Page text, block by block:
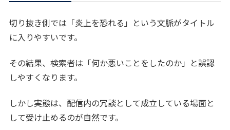
切り抜き側では「炎上を恐れる」という文脈がタイトル
に入りやすいです。
その結果、検索者は「何か悪いことをしたのか」と誤認
しやすくなります。
しかし実態は、配信内の冗談として成立している場面と
して受け止めるのが自然です。